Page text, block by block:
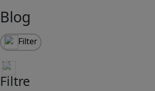
Blog
Filter
Filtre